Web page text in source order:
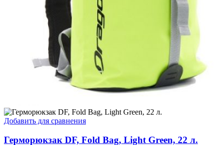
Добавить для сравнения
Герморюкзак DF, Fold Bag, Light Green, 22 л.